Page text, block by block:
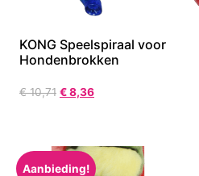
KONG Speelspiraal voor
Hondenbrokken
€10,71 €8,36
Aanbieding!